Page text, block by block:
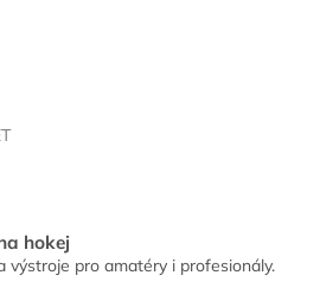
hokej
výstroje pro amatéry i profesionály.